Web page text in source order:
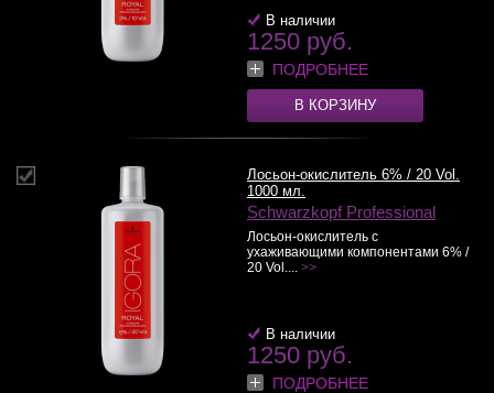
В наличии
1250 руб.
ПОДРОБНЕЕ
В КОРЗИНУ
Лосьон-окислитель 6% / 20 Vol.
1000 мл.
Schwarzkopf Professional
Лосьон-окислитель с
ухаживающими компонентами 6% /
20 Vol.... >>
В наличии
1250 руб.
ПОДРОБНЕЕ